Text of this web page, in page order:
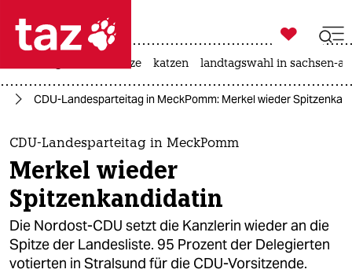
 taz zahl ich
taz zahl ich
themen
politik
öko
gesellschaft

taz zahl ich
hitze katzen landtagswahl in sachsen-
CDU-Landesparteitag in MeckPomm: Merkel wieder
CDU-Landesparteitag in MeckPomm
Merkel wieder
Spitzenkandidatin
Die Nordost-CDU setzt die Kanzlerin wieder an die
Spitze der Landesliste. 95 Prozent der Delegierten
votierten in Stralsund für die CDU-Vorsitzende.